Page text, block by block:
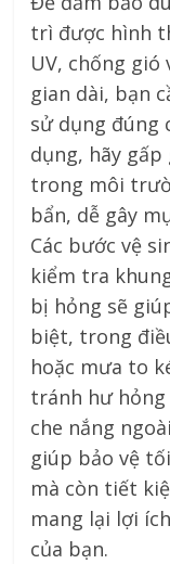
trì được hình
UV, chống
gian dài, bạn
sử dụng đúng
dụng, hãy
trong môi
bẩn, dễ gây
Các bước vệ
kiểm tra
bị hỏng sẽ
biệt, trong
hoặc mưa to
tránh hư hỏng
che nắng
giúp bảo vệ
mà còn tiết
mang lại lợi
của bạn.